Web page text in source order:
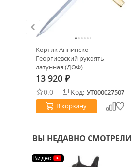
Кортик Аннинско-
Георгиевский рукоять
латунная (ДОФ)
13 920 ₽
0.0 Код: УТ000027507
В корзину
ВЫ НЕДАВНО СМОТРЕЛИ
Видео